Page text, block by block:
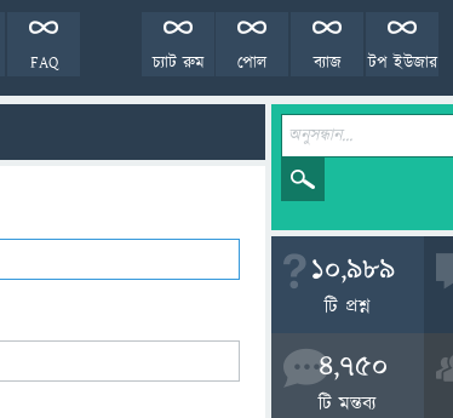
FAQ টপ ইউজার
ব্যাজ
পোল
চ্যাট রুম
10,989
টি প্রশ্ন
4,750
টি মন্তব্য